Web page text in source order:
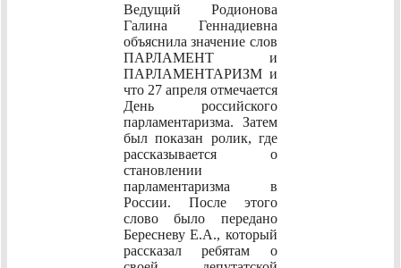
Ведущий Родионова
Галина Геннадиевна
объяснила значение слов
ПАРЛАМЕНТ и
ПАРЛАМЕНТАРИЗМ и
что 27 апреля отмечается
День российского
парламентаризма. Затем
был показан ролик, где
рассказывается о
становлении
парламентаризма в
России. После этого
слово было передано
Бересневу Е.А., который
рассказал ребятам о